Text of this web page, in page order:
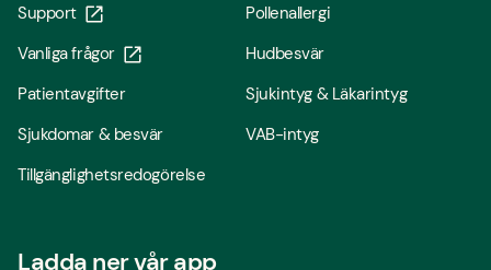
Support
Vanliga frågor
Patientavgifter
Sjukdomar & besvär
Tillgänglighetsredogörelse
Pollenallergi
Hudbesvär
Sjukintyg & Läkarintyg
VAB-intyg
Ladda ner vår app